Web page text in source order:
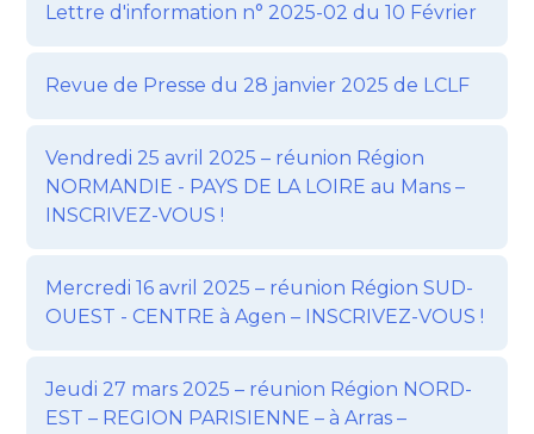
Lettre d'information n° 2025-02 du 10 Février
Revue de Presse du 28 janvier 2025 de LCLF
Vendredi 25 avril 2025 – réunion Région
NORMANDIE - PAYS DE LA LOIRE au Mans –
INSCRIVEZ-VOUS !
Mercredi 16 avril 2025 – réunion Région SUD-
OUEST - CENTRE à Agen – INSCRIVEZ-VOUS !
Jeudi 27 mars 2025 – réunion Région NORD-
EST – REGION PARISIENNE – à Arras –